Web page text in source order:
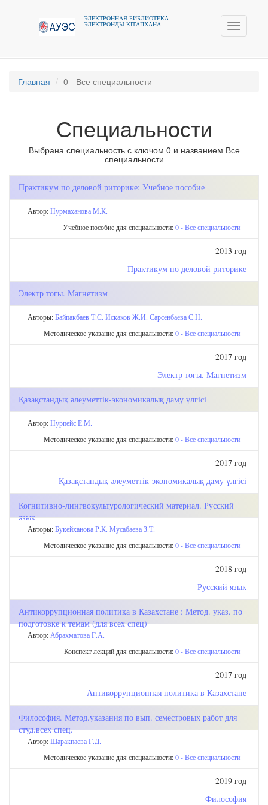
Toggle
ЭЛЕКТРОННАЯ БИБЛИОТЕКА
ЭЛЕКТРОНДЫ КIТАПХАНА
Главная 0 - Все специальности
Специальности
Выбрана специальность с ключом 0 и названием Все
специальности
Практикум по деловой риторике: Учебное пособие
Автор:Нурмаханова М.К.
Учебное пособие для специальности:0 - Все специальности
2013 год
Практикум по деловой риторике
Электр тогы. Магнетизм
Авторы:Байпакбаев Т.С. Искаков Ж.И. Сарсенбаева С.Н.
Методическое указание для специальности:0 - Все специальности
2017 год
Электр тогы. Магнетизм
Қазақстандық әлеуметтік-экономикалық даму үлгісі
Автор:Нурпейс Е.М.
Методическое указание для специальности:0 - Все специальности
2017 год
Қазақстандық әлеуметтік-экономикалық даму үлгісі
Когнитивно-лингвокультурологический материал. Русский
язык
Авторы:Букейханова Р.К. Мусабаева З.Т.
Методическое указание для специальности:0 - Все специальности
2018 год
Русский язык
Антикоррупционная политика в Казахстане : Метод. указ. по
подготовке к темам (для всех спец)
Автор: Абрахматова Г.А.
Конспект лекций для специальности:0 - Все специальности
2017 год
Антикоррупционная политика в Казахстане
Философия. Метод.указания по вып. семестровых работ для
студ.всех спец.
Автор:Шаракпаева Г.Д.
Методическое указание для специальности:0 - Все специальности
2019 год
Философия